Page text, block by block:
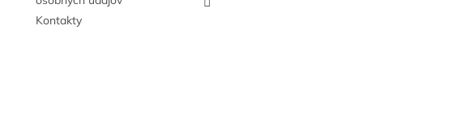
Kontakty